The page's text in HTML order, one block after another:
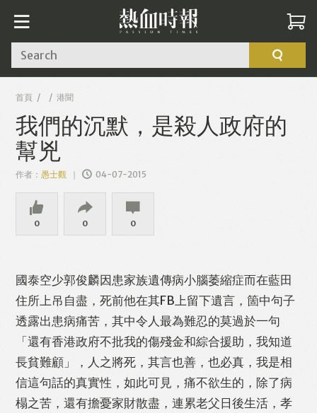
Search
首頁 港聞
我們的沉默，是殺人政府的
幫兇
作者：愚士觀 04-07-2015
0 0 0
國泰空少郭俊麟因患家族遺傳病小腦萎縮症而在藍田
住所上吊自盡，死前他在其FB上留下遺言，箇中句子
透露出患病痛苦，其中令人最為難忍的莫過於一句
「還有香港政府不批我的傷殘金和綜合援助，我知道
長貧難顧」，人之將死，其言也善，也必真，我是相
信這句話的真實性，如此可見，痛不欲生的，除了病
榻之苦，還有擔憂家財散盡，連累老父日後生活，孝